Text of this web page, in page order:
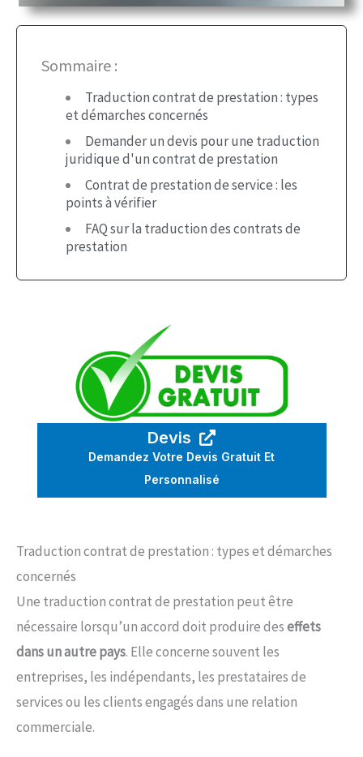
Sommaire :
Traduction contrat de prestation : types
et démarches concernés
Demander un devis pour une traduction
juridique d'un contrat de prestation
Contrat de prestation de service : les
points à vérifier
FAQ sur la traduction des contrats de
prestation
Devis
Demandez Votre Devis Gratuit Et
Personnalisé
Traduction contrat de prestation : types et démarches
concernés
Une traduction contrat de prestation peut être
nécessaire lorsqu’un accord doit produire deseffets
dans un autre pays. Elle concerne souvent les
entreprises, les indépendants, les prestataires de
services ou les clients engagés dans une relation
commerciale.